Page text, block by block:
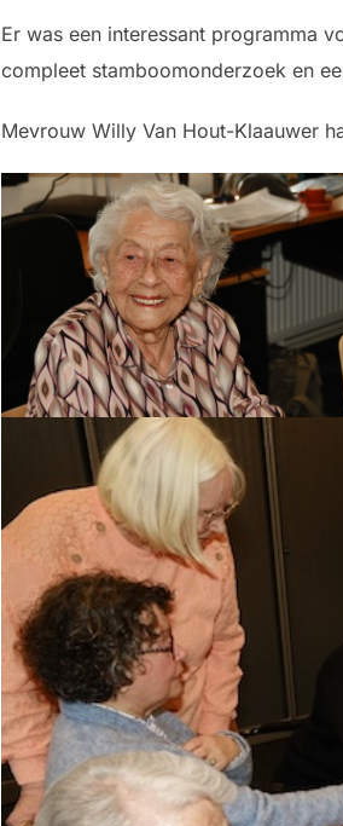
Er was een interessant programma
compleet stamboomonderzoek en
Mevrouw Willy Van Hout-Klaauwer